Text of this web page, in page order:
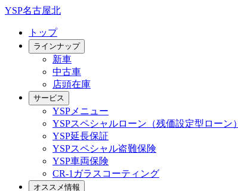
YSP名古屋北
トップ
ラインナップ
新車
中古車
店頭在庫
サービス
YSPメニュー
YSPスペシャルローン（残価設定型ローン）
YSP延長保証
YSPスペシャル盗難保険
YSP車両保険
CR-1ガラスコーティング
オススメ情報